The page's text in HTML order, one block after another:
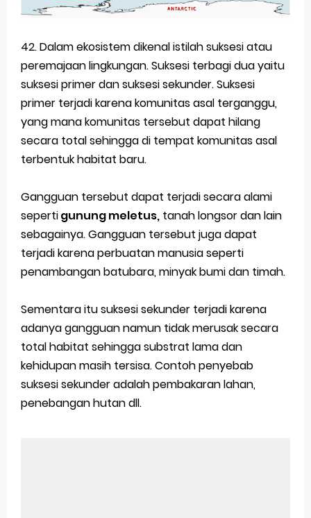
42. Dalam ekosistem dikenal istilah suksesi atau
peremajaan lingkungan. Suksesi terbagi dua yaitu
suksesi primer dan suksesi sekunder. Suksesi
primer terjadi karena komunitas asal terganggu,
yang mana komunitas tersebut dapat hilang
secara total sehingga di tempat komunitas asal
terbentuk habitat baru.
Gangguan tersebut dapat terjadi secara alami
sepertigunung meletus, tanah longsor dan lain
sebagainya. Gangguan tersebut juga dapat
terjadi karena perbuatan manusia seperti
penambangan batubara, minyak bumi dan timah.
Sementara itu suksesi sekunder terjadi karena
adanya gangguan namun tidak merusak secara
total habitat sehingga substrat lama dan
kehidupan masih tersisa. Contoh penyebab
suksesi sekunder adalah pembakaran lahan,
penebangan hutan dll.